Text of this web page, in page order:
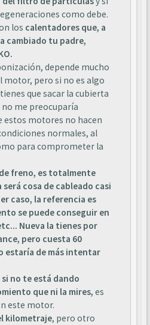
como debe.
los calentadores que, a
cambiado tu padre,
depende mucho
motor, pero si no es algo
que sacar la cubierta
me preocuparía
estos motores no hacen
normales, al
para comprometer la
freno, es totalmente
cosa de cableado casi
caso, la referencia es
se puede conseguir en
Nueva la tienes por
pero cuesta 60
estaría de más intentar
si no te está dando
que ni la mires, es
este motor.
kilometraje, pero otro